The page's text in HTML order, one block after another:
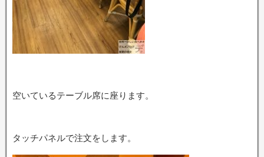
空いているテーブル席に座ります。
タッチパネルで注文をします。